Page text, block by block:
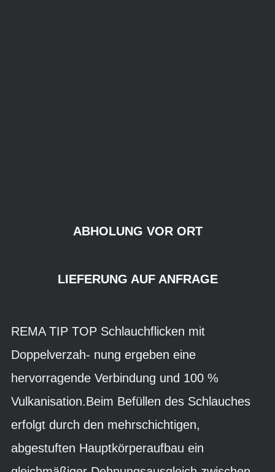
ABHOLUNG VOR ORT
LIEFERUNG AUF ANFRAGE
REMA TIP TOP Schlauchflicken mit
Doppelverzah- nung ergeben eine
hervorragende Verbindung und 100 %
Vulkanisation.Beim Befüllen des Schlauches
erfolgt durch den mehrschichtigen,
abgestuften Hauptkörperaufbau ein